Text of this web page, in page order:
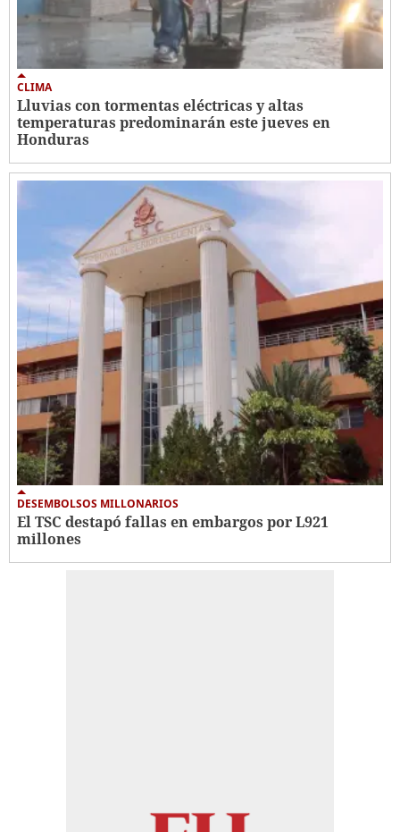
CLIMA
Lluvias con tormentas eléctricas y altas
temperaturas predominarán este jueves en
Honduras
DESEMBOLSOS MILLONARIOS
El TSC destapó fallas en embargos por L921
millones